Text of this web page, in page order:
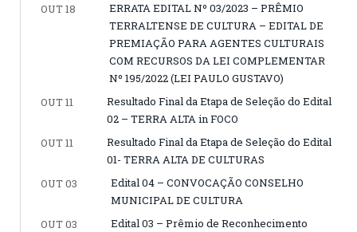
OUT 18
ERRATA EDITAL Nº 03/2023 – PRÊMIO
TERRALTENSE DE CULTURA – EDITAL DE
PREMIAÇÃO PARA AGENTES CULTURAIS
COM RECURSOS DA LEI COMPLEMENTAR
Nº 195/2022 (LEI PAULO GUSTAVO)
OUT 11
Resultado Final da Etapa de Seleção do Edital
02 – TERRA ALTA in FOCO
OUT 11
Resultado Final da Etapa de Seleção do Edital
01- TERRA ALTA DE CULTURAS
OUT 03
Edital 04 – CONVOCAÇÃO CONSELHO
MUNICIPAL DE CULTURA
OUT 03
Edital 03 – Prêmio de Reconhecimento